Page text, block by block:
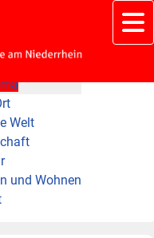
Welt
und Wohnen